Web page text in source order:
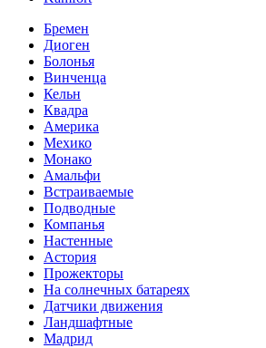
Бремен
Диоген
Болонья
Винченца
Кельн
Квадра
Америка
Мехико
Монако
Амальфи
Встраиваемые
Подводные
Компанья
Настенные
Астория
Прожекторы
На солнечных батареях
Датчики движения
Ландшафтные
Мадрид